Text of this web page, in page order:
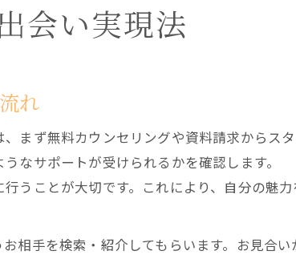
会い実現法
れ
まず無料カウンセリングや資料請求からス
なサポートが受けられるかを確認します。
うことが大切です。これにより、自分の魅
相手を検索・紹介してもらいます。お見合